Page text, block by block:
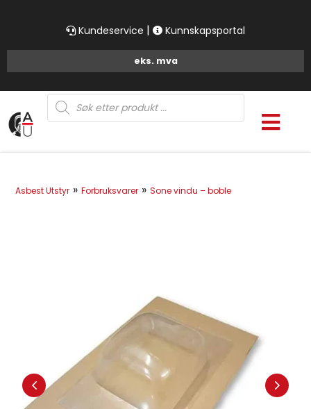
Kundeservice | Kunnskapsportal
Products
search
Asbest Utstyr » Forbruksvarer » Sone vindu – boble